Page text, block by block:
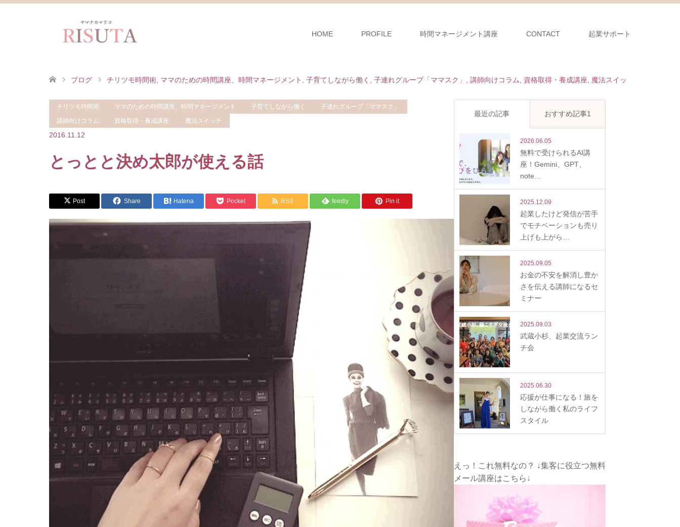
HOME PROFILE 時間マネージメント講座 CONTACT 起業サポート
ブログ チリツモ時間術 ママのための時間講座、時間マネージメント 子育てしながら働く 子連れグループ「ママスク」 講師向けコラム 資格取得・養成講座 魔法スイッ
とっとと決め太郎が使える話
チリツモ時間術 ママのための時間講座、時間マネージメント 子育てしながら働く
子連れグループ「ママスク」
講師向けコラム
資格取得・養成講座 魔法スイッチ
2016.11.12
とっとと決め太郎が使える話
Post Share Hatena Pocket RSS feedly Pin it
最近の記事 おすすめ記事1
2026.06.05
無料で受けられるAI講
座！Gemini、GPT、
note…
2025.12.09
起業したけど発信が苦手
でモチベーションも売り
上げも上がら…
2025.09.05
お金の不安を解消し豊か
さを伝える講師になるセ
ミナー
2025.09.03
武蔵小杉、起業交流ラン
チ会
2025.06.30
応援が仕事になる！旅を
しながら働く私のライフ
スタイル
えっ！これ無料なの？ ↓集客に役立つ無料
メール講座はこちら↓